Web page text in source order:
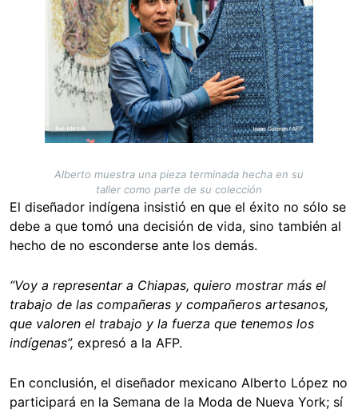
Alberto muestra una pieza terminada hecha en su
taller como parte de su colección
El diseñador indígena insistió en que el éxito no sólo se
debe a que tomó una decisión de vida, sino también al
hecho de no esconderse ante los demás.
“Voy a representar a Chiapas, quiero mostrar más el
trabajo de las compañeras y compañeros artesanos,
que valoren el trabajo y la fuerza que tenemos los
indígenas”, expresó a la AFP.
En conclusión, el diseñador mexicano Alberto López no
participará en la Semana de la Moda de Nueva York; sí